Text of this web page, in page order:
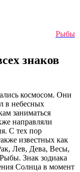
Рыбы
знаков
космосом. Они
в небесных
заниматься
направляли
С тех пор
известных как
Лев, Дева, Весы,
Знак зодиака
Солнца в момент